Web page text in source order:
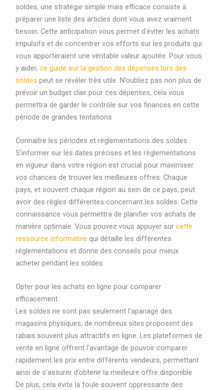
soldes, une stratégie simple mais efficace consiste à
préparer une liste des articles dont vous avez vraiment
besoin. Cette anticipation vous permet d’éviter les achats
impulsifs et de concentrer vos efforts sur les produits qui
vous apporteraient une véritable valeur ajoutée. Pour vous
y aider, ce guide sur la gestion des dépenses lors des
soldes peut se révéler très utile. N’oubliez pas non plus de
prévoir un budget clair pour ces dépenses, cela vous
permettra de garder le contrôle sur vos finances en cette
période de grandes tentations.
Connaître les périodes et règlementations des soldes
S’informer sur les dates précises et les règlementations
en vigueur dans votre région est crucial pour maximiser
vos chances de trouver les meilleures offres. Chaque
pays, et souvent chaque région au sein de ce pays, peut
avoir des règles différentes concernant les soldes. Cette
connaissance vous permettra de planifier vos achats de
manière optimale. Vous pouvez vous appuyer sur cette
ressource informative qui détaille les différentes
réglementations et donne des conseils pour mieux
acheter pendant les soldes.
Opter pour les achats en ligne pour comparer
efficacement
Les soldes ne sont pas seulement l’apanage des
magasins physiques, de nombreux sites proposent des
rabais souvent plus attractifs en ligne. Les plateformes de
vente en ligne offrent l’avantage de pouvoir comparer
rapidement les prix entre différents vendeurs, permettant
ainsi de s’assurer d’obtenir la meilleure offre disponible.
De plus, cela évite la foule souvent oppressante des